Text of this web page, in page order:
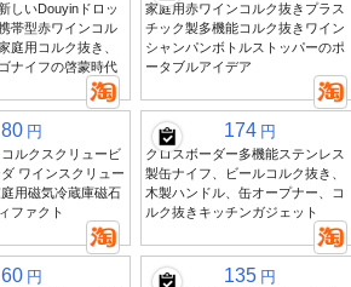
しいDouyinドロッ
帯型赤ワインコル
庭用コルク抜き、
ナイフの啓蒙時代
家庭用赤ワインコルク抜きプラス
チック製多機能コルク抜きワイン
シャンパンボトルストッパーのポ
ータブルアイデア
80 円
ルクスクリュービ
ワインスクリュー
庭用磁気冷蔵庫磁石
ファクト
174 円
クロスボーダー多機能ステンレス
製缶ナイフ、ビールコルク抜き、
木製ハンドル、缶オープナー、コ
ルク抜きキッチンガジェット
60 円 135 円